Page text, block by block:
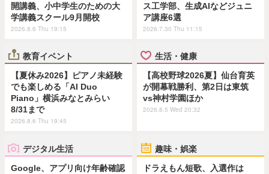
開講義、小中学生のための大
学講義スクール9月開校
2026.8.6 Thu 19:15
ス工学部、生成AIなどジュニ
ア講座6選
2026.7.30 Thu 11:15
教育イベント
【夏休み2026】ピアノ未経験
でも楽しめる「AI Duo
Piano」横浜みなとみらい
8/31まで
2026.8.6 Thu 19:45
生活・健康
【高校野球2026夏】仙台育英
が開幕戦勝利、第2日は東筑
vs神村学園ほか
2026.8.5 Wed 20:32
デジタル生活
Google、アプリ向け年齢確認
趣味・娯楽
ドラえもん短歌、入選作は